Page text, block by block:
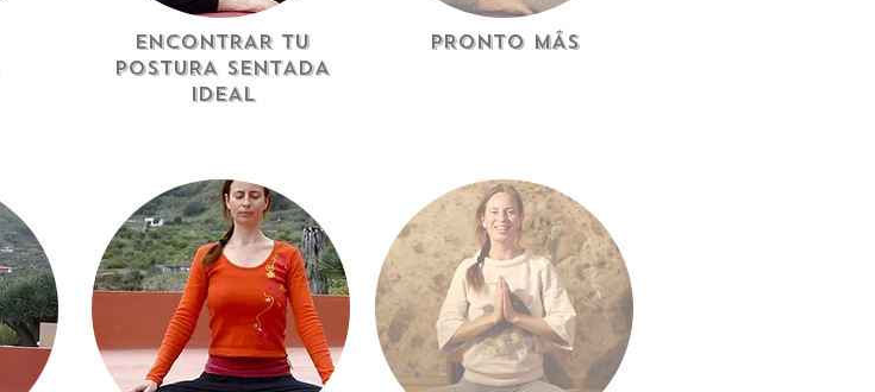
ENCONTRAR TU
POSTURA SENTADA
IDEAL
PRONTO MÁS